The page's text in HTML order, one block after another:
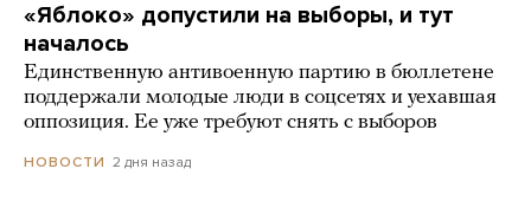
«Яблоко» допустили на выборы, и тут
началось
Единственную антивоенную партию в бюллетене
поддержали молодые люди в соцсетях и уехавшая
оппозиция. Ее уже требуют снять с выборов
НОВОСТИ 2 дня назад